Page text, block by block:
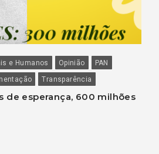
e Humanos Opinião
PAN
Transparência
de esperança, 600 milhões